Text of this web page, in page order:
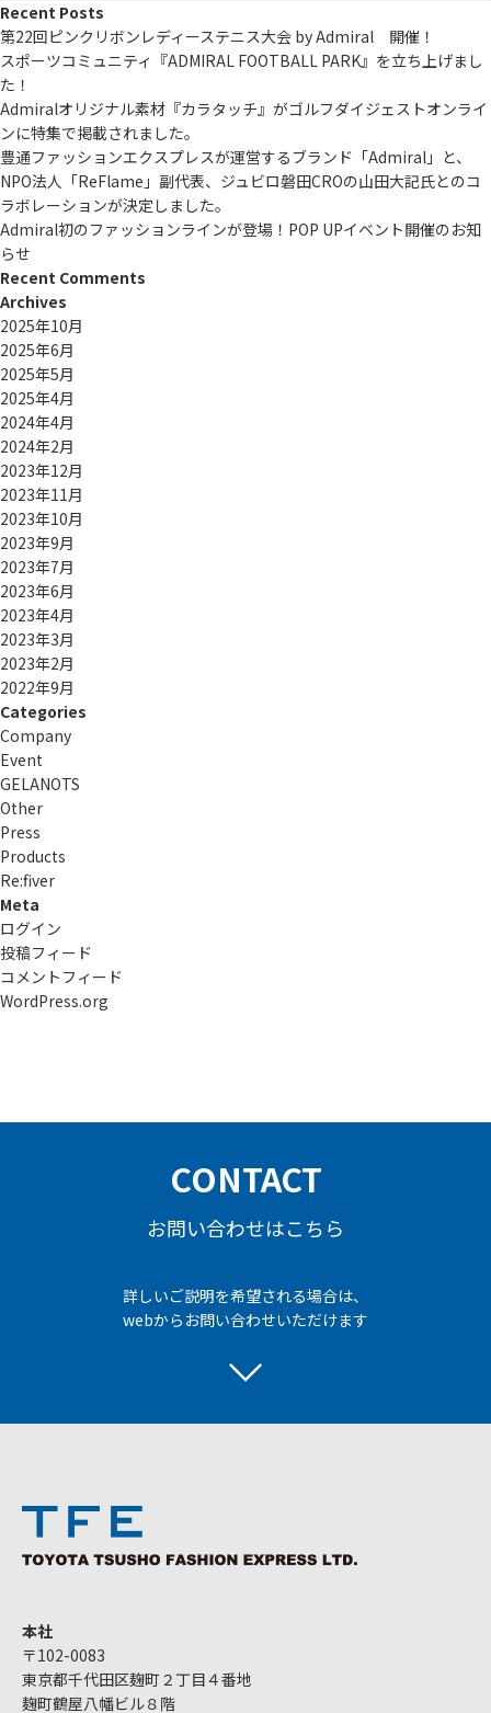
Recent Posts
第22回ピンクリボンレディーステニス大会 by Admiral 開催！
スポーツコミュニティ『ADMIRAL FOOTBALL PARK』を立ち上げまし
た！
Admiralオリジナル素材『カラタッチ』がゴルフダイジェストオンライ
ンに特集で掲載されました。
豊通ファッションエクスプレスが運営するブランド「Admiral」と、
NPO法人「ReFlame」副代表、ジュビロ磐田CROの山田大記氏とのコ
ラボレーションが決定しました。
Admiral初のファッションラインが登場！POP UPイベント開催のお知
らせ
Recent Comments
Archives
2025年10月
2025年6月
2025年5月
2025年4月
2024年4月
2024年2月
2023年12月
2023年11月
2023年10月
2023年9月
2023年7月
2023年6月
2023年4月
2023年3月
2023年2月
2022年9月
Categories
Company
Event
GELANOTS
Other
Press
Products
Re:ﬁver
Meta
ログイン
投稿フィード
コメントフィード
WordPress.org
CONTACT
お問い合わせはこちら
詳しいご説明を希望される場合は、
webからお問い合わせいただけます
本社
〒102-0083
東京都千代田区麹町２丁目４番地
麹町鶴屋八幡ビル８階